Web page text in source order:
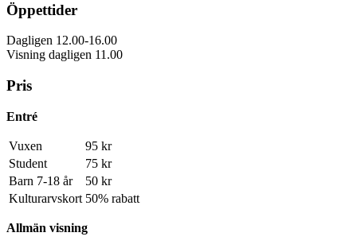
Öppettider
Dagligen 12.00-16.00
Visning dagligen 11.00
Pris
Entré
Vuxen
95 kr
Student
75 kr
Barn 7-18 år
50 kr
Kulturarvskort 50% rabatt
Allmän visning